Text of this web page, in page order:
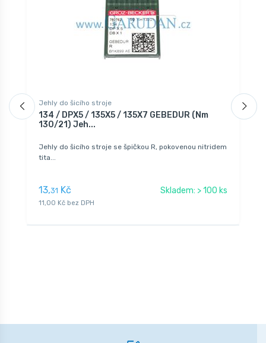
Jehly do šicího stroje
134 / DPX5 / 135X5 / 135X7 GEBEDUR (Nm
130/21) Jeh...
Jehly do šicího stroje se špičkou R, pokovenou nitridem
tita...
13,31 Kč Skladem: > 100 ks
11,00 Kč bez DPH